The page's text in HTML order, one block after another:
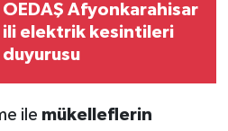
OEDAŞ Afyonkarahisar
ili elektrik kesintileri
duyurusu
ile mükelleflerin